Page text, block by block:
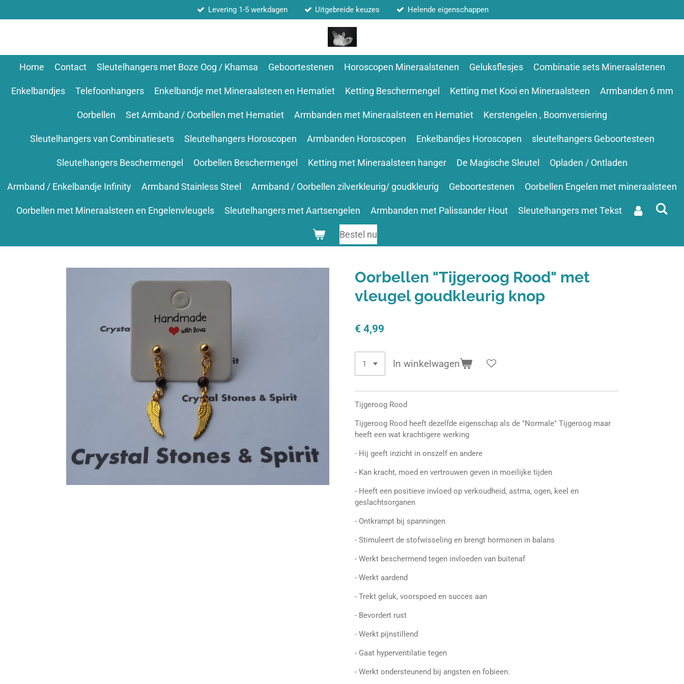
direct
hoofdinhoud
Levering 1-5 werkdagen Uitgebreide keuzes Helende eigenschappen
Home Contact Sleutelhangers met Boze Oog / Khamsa Geboortestenen Horoscopen Mineraalstenen Geluksflesjes Combinatie sets Mineraalstenen
Enkelbandjes Telefoonhangers Enkelbandje met Mineraalsteen en Hematiet Ketting Beschermengel Ketting met Kooi en Mineraalsteen Armbanden 6 mm
Oorbellen Set Armband / Oorbellen met Hematiet Armbanden met Mineraalsteen en Hematiet Kerstengelen , Boomversiering
Sleutelhangers van Combinatiesets Sleutelhangers Horoscopen Armbanden Horoscopen Enkelbandjes Horoscopen sleutelhangers Geboortesteen
Sleutelhangers Beschermengel Oorbellen Beschermengel Ketting met Mineraalsteen hanger De Magische Sleutel Opladen / Ontladen
Armband / Enkelbandje Infinity Armband Stainless Steel Armband / Oorbellen zilverkleurig/ goudkleurig Geboortestenen Oorbellen Engelen met mineraalsteen
Oorbellen met Mineraalsteen en Engelenvleugels Sleutelhangers met Aartsengelen Armbanden met Palissander Hout Sleutelhangers met Tekst
Bestel nu
Oorbellen "Tijgeroog Rood" met
vleugel goudkleurig knop
€ 4,99
In winkelwagen
Tijgeroog Rood
Tijgeroog Rood heeft dezelfde eigenschap als de "Normale" Tijgeroog maar
heeft een wat krachtigere werking
- Hij geeft inzicht in onszelf en andere
- Kan kracht, moed en vertrouwen geven in moeilijke tijden
- Heeft een positieve invloed op verkoudheid, astma, ogen, keel en
geslachtsorganen
- Ontkrampt bij spanningen
- Stimuleert de stofwisseling en brengt hormonen in balans
- Werkt beschermend tegen invloeden van buitenaf
- Werkt aardend
- Trekt geluk, voorspoed en succes aan
- Bevordert rust
- Werkt pijnstillend
- Gaat hyperventilatie tegen
- Werkt ondersteunend bij angsten en fobieen.